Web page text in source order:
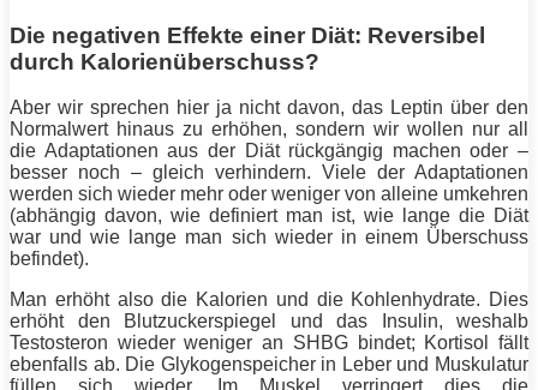
Die negativen Effekte einer Diät: Reversibel
durch Kalorienüberschuss?
Aber wir sprechen hier ja nicht davon, das Leptin über den
Normalwert hinaus zu erhöhen, sondern wir wollen nur all
die Adaptationen aus der Diätrückgängig machen oder –
besser noch – gleich verhindern. Viele der Adaptationen
werden sich wieder mehr oder weniger von alleine umkehren
(abhängig davon, wie definiert man ist, wie lange die Diät
war und wie lange man sich wieder in einem Überschuss
befindet).
Man erhöht also die Kalorien und die Kohlenhydrate. Dies
erhöht den Blutzuckerspiegel und das Insulin, weshalb
Testosteron wieder weniger an SHBG bindet; Kortisol fällt
ebenfalls ab. Die Glykogenspeicher in Leber und Muskulatur